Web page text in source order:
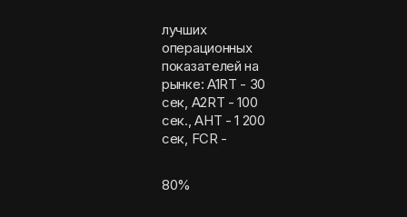
лучших
операционных
показателей на
рынке: A1RT - 30
сек, A2RT - 100
сек., AHT - 1 200
сек, FCR -
80%